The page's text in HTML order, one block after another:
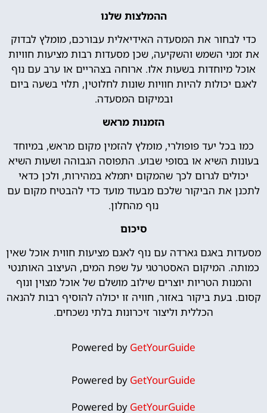
ההמלצות שלנו
כדי לבחור את המסעדה האידיאלית עבורכם, מומלץ לבדוק
את זמני השמש והשקיעה, שכן מסעדות רבות מציעות חוויות
אוכל מיוחדות בשעות אלו. ארוחה בצהריים או ערב עם נוף
לאגם יכולות להיות חוויות שונות לחלוטין, תלוי בשעה ביום
ובמיקום המסעדה.
הזמנות מראש
כמו בכל יעד פופולרי, מומלץ להזמין מקום מראש, במיוחד
בעונות השיא או בסופי שבוע. התפוסה הגבוהה ושעות השיא
יכולים לגרום לכך שהמקום יתמלא במהירות, ולכן כדאי
לתכנן את הביקור שלכם מבעוד מועד כדי להבטיח מקום עם
נוף מהחלון.
סיכום
מסעדות באגם גארדה עם נוף לאגם מציעות חווית אוכל שאין
כמותה. המיקום האסטרטגי על שפת המים, העיצוב האותנטי
והמנות הטריות יוצרים שילוב מושלם של אוכל מצוין ונוף
קסום. בעת ביקור באזור, חוויה זו יכולה להוסיף רבות להנאה
הכללית וליצור זיכרונות בלתי נשכחים.
Powered by GetYourGuide
Powered by GetYourGuide
Powered by GetYourGuide